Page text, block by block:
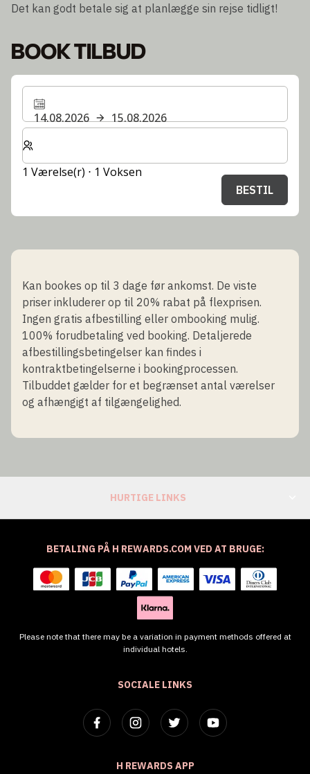
Det kan godt betale sig at planlægge sin rejse tidligt!
BOOK TILBUD
14.08.2026
15.08.2026
Vælg antal værelser og gæster til dit ophold
1 Værelse(r) ⋅ 1 Voksen
BESTIL
Kan bookes op til 3 dage før ankomst. De viste
priser inkluderer op til 20% rabat på flexprisen.
Ingen gratis afbestilling eller ombooking mulig.
100% forudbetaling ved booking. Detaljerede
afbestillingsbetingelser kan findes i
kontraktbetingelserne i bookingprocessen.
Tilbuddet gælder for et begrænset antal værelser
og afhængigt af tilgængelighed.
HURTIGE LINKS
SOCIALE LINKS
H REWARDS APP
BETALING PÅ H REWARDS.COM VED AT BRUGE:
Please note that there may be a variation in payment methods offered at
individual hotels.